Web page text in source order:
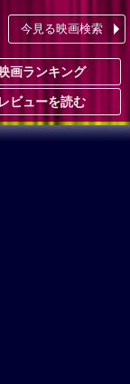
今見る映画検索
画ランキング
ビューを読む